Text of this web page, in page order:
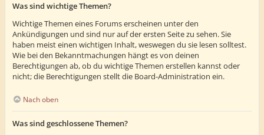
Was sind wichtige Themen?
Wichtige Themen eines Forums erscheinen unter den
Ankündigungen und sind nur auf der ersten Seite zu sehen. Sie
haben meist einen wichtigen Inhalt, weswegen du sie lesen solltest.
Wie bei den Bekanntmachungen hängt es von deinen
Berechtigungen ab, ob du wichtige Themen erstellen kannst oder
nicht; die Berechtigungen stellt die Board-Administration ein.
Nach oben
Was sind geschlossene Themen?